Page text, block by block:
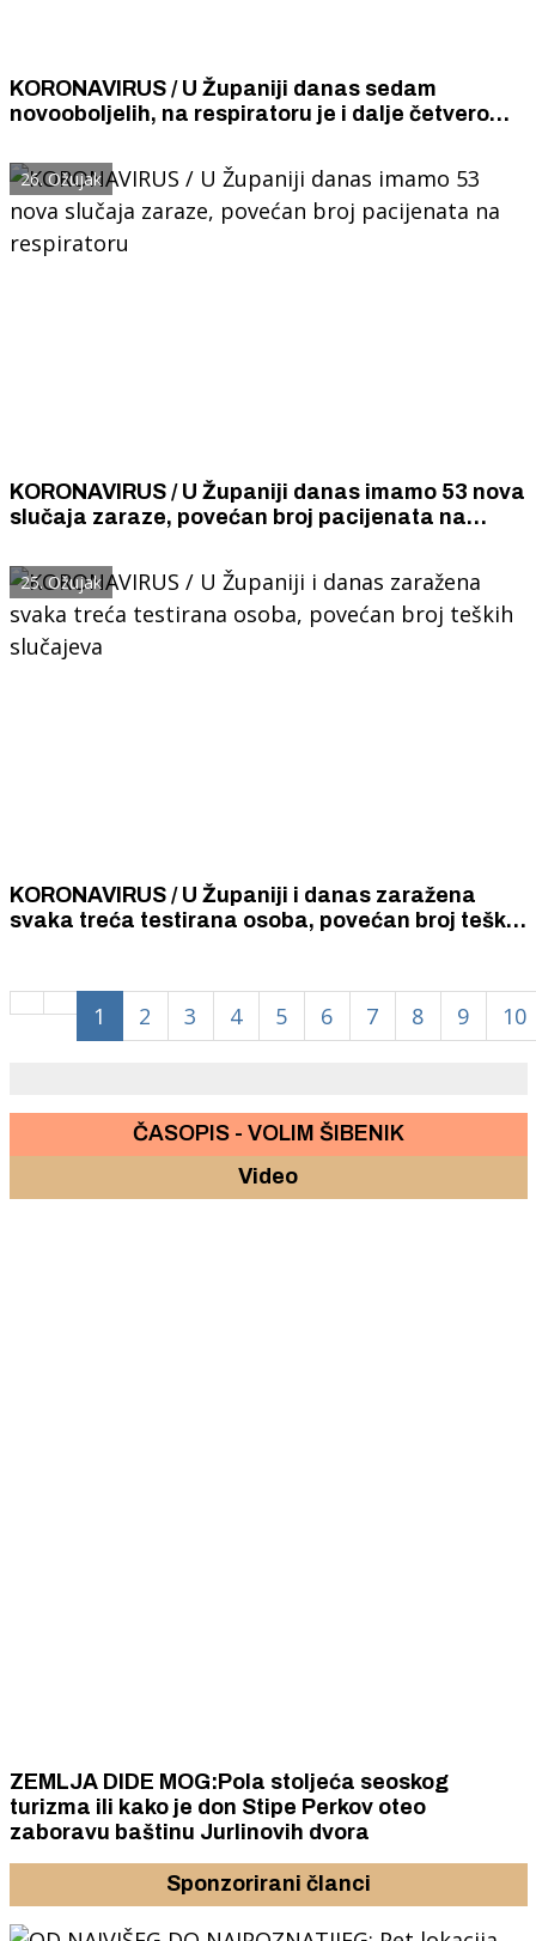
KORONAVIRUS / U Županiji danas sedam
novooboljelih, na respiratoru je i dalje četvero
26. Ožujak
KORONAVIRUS / U Županiji danas imamo 53 nova
slučaja zaraze, povećan broj pacijenata na
25. Ožujak
KORONAVIRUS / U Županiji i danas zaražena
svaka treća testirana osoba, povećan broj teških
1 2 3 4 5 6 7 8 9 10
ČASOPIS - VOLIM ŠIBENIK
Video
ZEMLJA DIDE MOG:Pola stoljeća seoskog
turizma ili kako je don Stipe Perkov oteo
zaboravu baštinu Jurlinovih dvora
Sponzorirani članci